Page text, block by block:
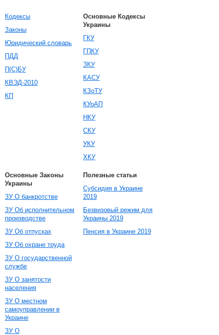
Кодексы
Законы
Юридический словарь
ПДД
П(С)БУ
КВЭД-2010
КП
Основные Кодексы
Украины
ГКУ
ГПКУ
ЗКУ
КАСУ
КЗоТУ
КУоАП
НКУ
СКУ
УКУ
ХКУ
Основные Законы
Украины
ЗУ О банкротстве
ЗУ Об исполнительном
производстве
ЗУ Об отпусках
ЗУ Об охране труда
ЗУ О государственной
службе
ЗУ О занятости
населения
ЗУ О местном
самоуправлении в
Украине
ЗУ О
Полезные статьи
Субсидия в Украине
2019
Безвизовый режим для
Украины 2019
Пенсия в Украине 2019